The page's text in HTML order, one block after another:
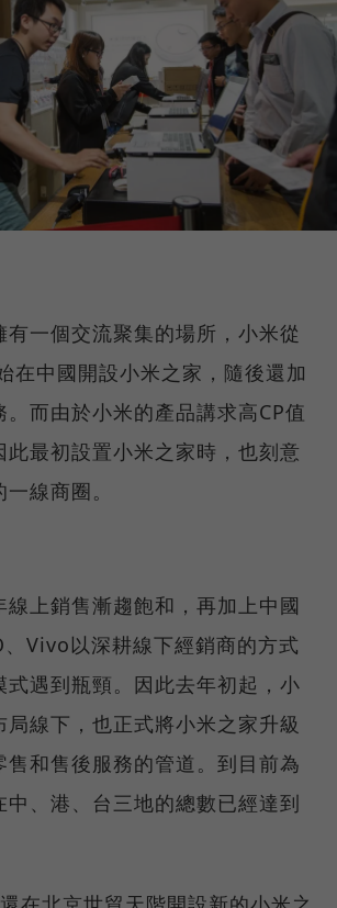
一個交流聚集的場所，小米從
在中國開設小米之家，隨後還加
。而由於小米的產品講求高CP值
此最初設置小米之家時，也刻意
線商圈。
上銷售漸趨飽和，再加上中國
Vivo以深耕線下經銷商的方式
式遇到瓶頸。因此去年初起，小
線下，也正式將小米之家升級
售和售後服務的管道。到目前為
中、港、台三地的總數已經達到